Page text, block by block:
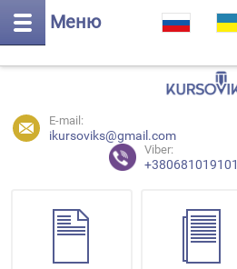
Меню
E-mail:
ikursoviks@gmail.com
Viber:
+380681019101